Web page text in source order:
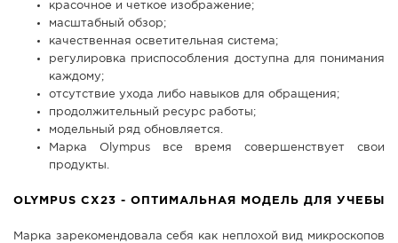
красочное и четкое изображение;
масштабный обзор;
качественная осветительная система;
регулировка приспособления доступна для понимания
каждому;
отсутствие ухода либо навыков для обращения;
продолжительный ресурс работы;
модельный ряд обновляется.
Марка Olympus все время совершенствует свои
продукты.
OLYMPUS CX23 - ОПТИМАЛЬНАЯ МОДЕЛЬ ДЛЯ УЧЕБЫ
Марка зарекомендовала себя как неплохой вид микроскопов